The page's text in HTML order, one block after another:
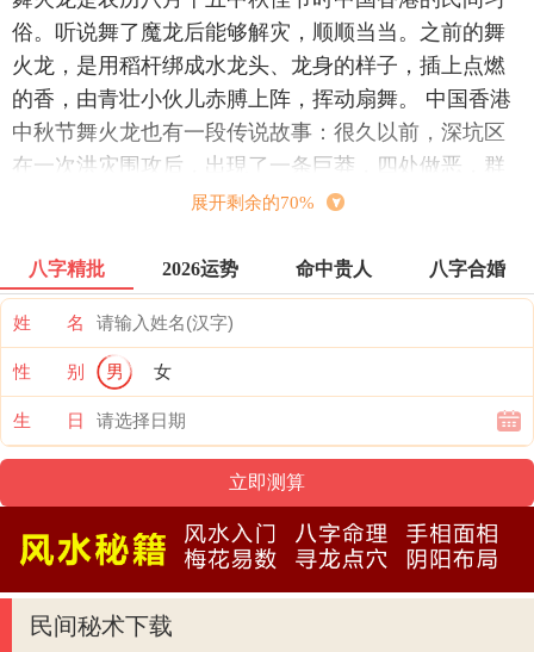
俗。听说舞了魔龙后能够解灾，顺顺当当。之前的舞
火龙，是用稻杆绑成水龙头、龙身的样子，插上点燃
的香，由青壮小伙儿赤膊上阵，挥动扇舞。 中国香港
中秋节舞火龙也有一段传说故事：很久以前，深坑区
在一次洪灾围攻后，出現了一条巨莽，四处做恶，群
众们四出抓捕，总算把它枪杀。没想到隔日巨莽洗劫
忽获观音菩萨报梦，说成要是在中秋节扇舞魔龙，便
可将疫情祛除。事有偶然，这一举动居然见效。此
后，舞火龙的风俗习惯就广为流传了出来。
中国香港中秋节习俗：花灯会
中秋节期内，香港好几处都是会举办中秋节花灯会，
让游客与群众相聚同贺新春佳节。在其中以维秘生态
公园的中秋节花灯会经营规模较大 ，丰富多彩综艺节
目包含花灯展览会、传统技艺演出、手机游戏货摊及
灯迷竟猜等。
中国香港中秋节习俗：追月
以往在中国香港，大家过去了中秋节兴犹未尽，在十
六夜也要再欢乐一次，其名烂漫，唤为“追月”。
展开剩余的70%
八字精批 2026运势 命中贵人 八字合婚
姓 名
性 别 男 女
生 日
民间秘术下载